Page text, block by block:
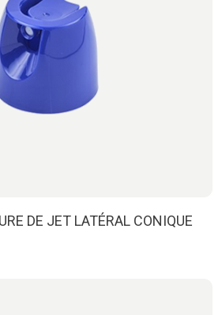
DE JET LATÉRAL CONIQUE